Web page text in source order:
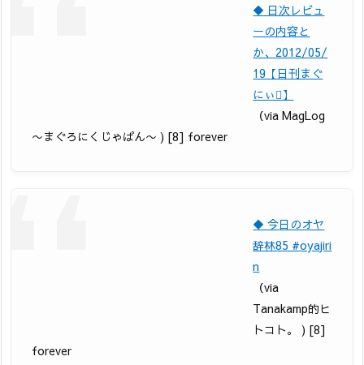
◆ 日次レビュ
ーの内容と
か、2012/05/
19【日刊まぐ
にぃ】
（via MagLog
〜まぐろにくじゃぱん〜 ) [8] forever
◆ 今日のオヤ
辞林85 #oyajiri
n
（via
Tanakamp的ヒ
トコト。 ) [8]
forever